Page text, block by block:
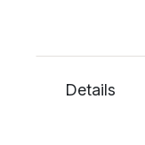
Details